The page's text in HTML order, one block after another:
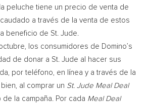
peluche tiene un precio de venta de
a través de la venta de estos
beneficio de St. Jude.
los consumidores de Domino’s
de donar a St. Jude al hacer sus
por teléfono, en línea y a través de la
al comprar un St. Jude Meal Deal
la campaña. Por cada Meal Deal